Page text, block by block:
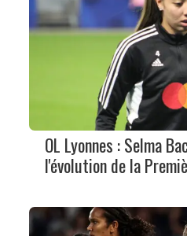
OL Lyonnes : Selma
l'évolution de la